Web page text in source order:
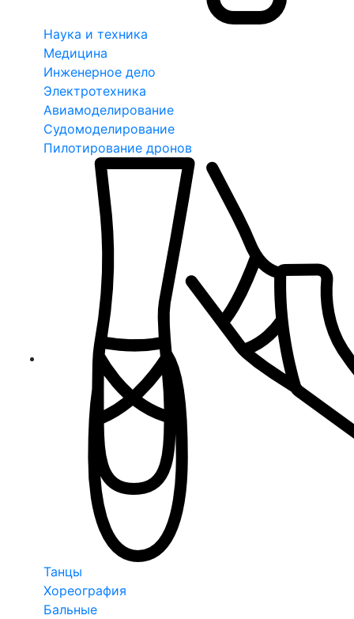
Наука и техника
Медицина
Инженерное дело
Электротехника
Авиамоделирование
Судомоделирование
Пилотирование дронов
Танцы
Хореография
Бальные